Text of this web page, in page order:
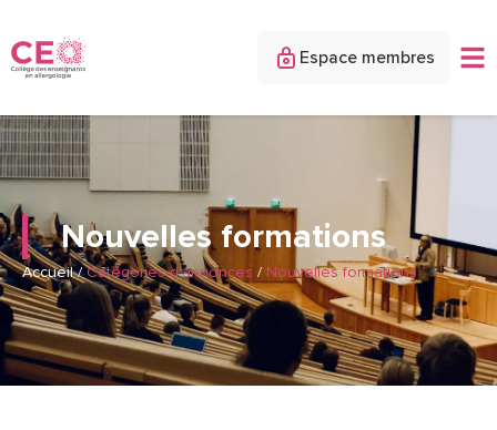
Espace membres
Nouvelles formations
Accueil/Catégories d'annonces / Nouvelles formations